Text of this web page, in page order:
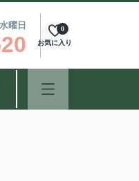
曜日
お気に入り
0